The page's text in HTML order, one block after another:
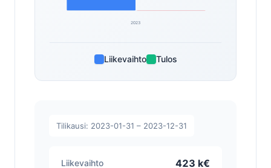
2023
Liikevaihto Tulos
Tilikausi: 2023-01-31 – 2023-12-31
Liikevaihto 423 k€